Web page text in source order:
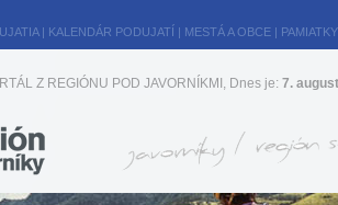
| KALENDÁR PODUJATÍ | MESTÁ A OBCE | PAMIATKY
Z REGIÓNU POD JAVORNÍKMI, Dnes je: 7.